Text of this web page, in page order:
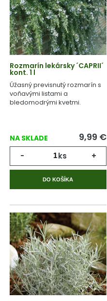
Rozmarín lekársky ´CAPRII´
kont. 1 l
Úžasný previsnutý rozmarín s
voňavými listami a
bledomodrými kvetmi.
NA SKLADE 9,99 €
- ks +
DO KOŠÍKA